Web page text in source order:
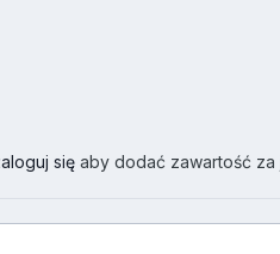
sięaby dodać zawartość za